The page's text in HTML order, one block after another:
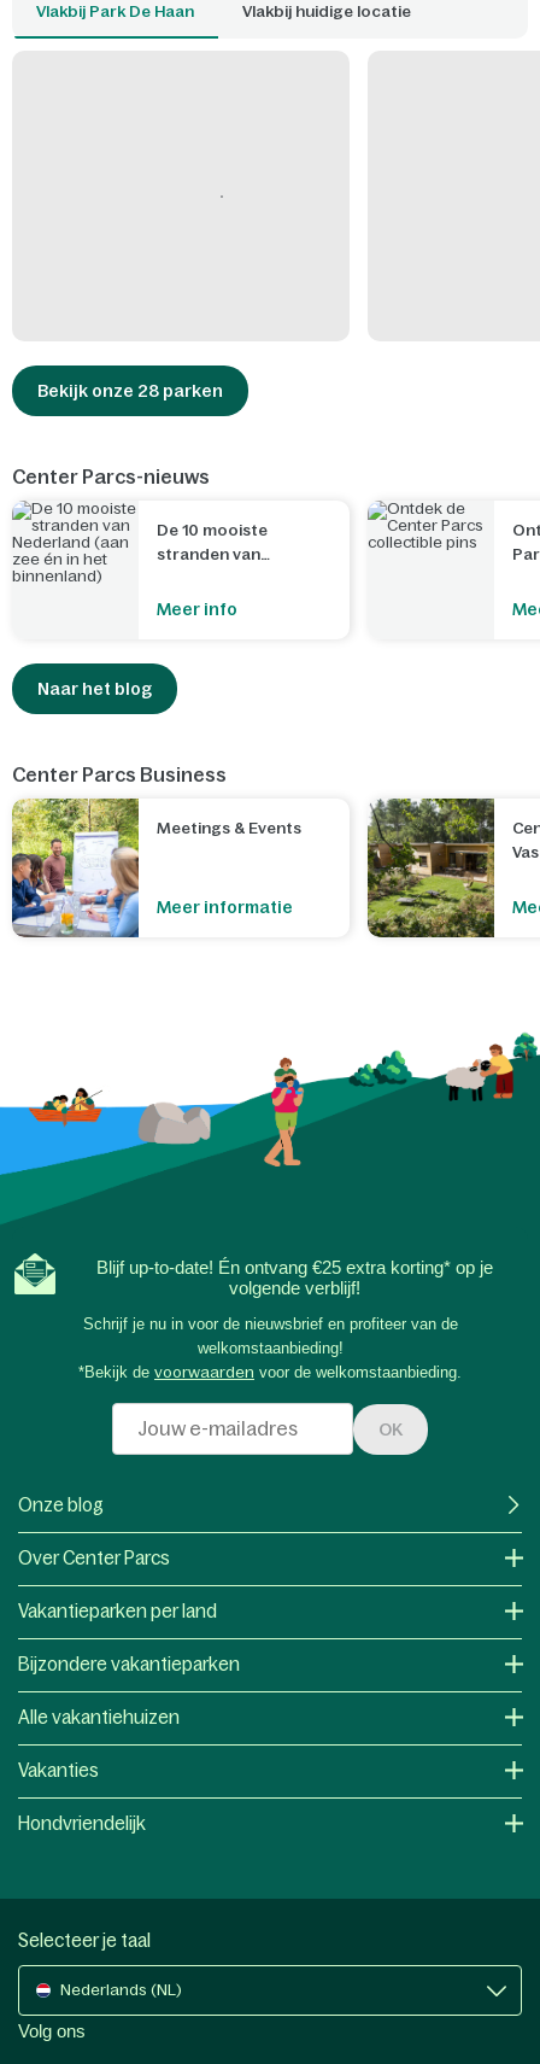
Vlakbij Park De Haan Vlakbij huidige locatie
Bekijk onze 28 parken
Center Parcs-nieuws
De 10 mooiste
stranden van
én in het binnenland)
Meer info
Naar het blog
Center Parcs Business
Meetings & Events
Meer informatie
Blijf up-to-date! Én ontvang €25 extra korting* op je
volgende verblijf!
Schrijf je nu in voor de nieuwsbrief en profiteer van de
welkomstaanbieding!
*Bekijk de voorwaarden voor de welkomstaanbieding.
OK
Onze blog
Over Center Parcs
Vakantieparken per land
Bijzondere vakantieparken
Alle vakantiehuizen
Vakanties
Hondvriendelijk
Selecteer je taal
Nederlands (NL)
Volg ons